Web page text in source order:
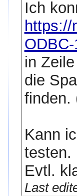
Ich
https://
in
die
finden.
Kann
testen.
Evtl.
Last